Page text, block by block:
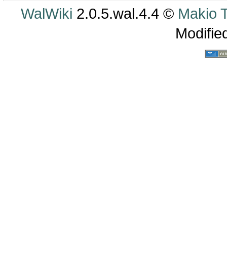
WalWiki 2.0.5.wal.4.4 © Makio